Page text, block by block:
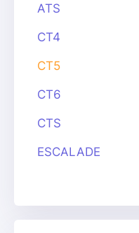
ATS
CT4
CT5
CT6
CTS
ESCALADE